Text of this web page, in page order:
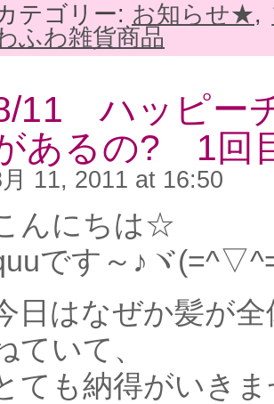
テゴリー: お知らせ★,
ふわ雑貨商品
11 ハッピー
あるの? 1回
11, 2011 at 16:50
んにちは☆
です～♪ヾ
日はなぜか髪が
ていて、
ても納得がいき